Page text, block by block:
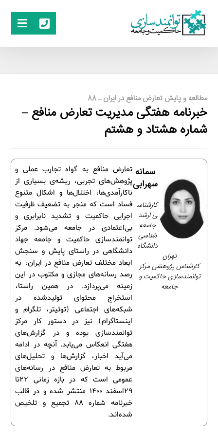
مطالعه و پایش تعارض منافع در ایران ـ 88
خبرنامه هفتگی مدیریت تعارض منافع –
شماره هشتاد و هشتم
تعارض منافع به گواه تجارب عملی و
پژوهش‌های تجربی، ریشه‌ی بسیاری از
ناکارآمدی‌ها، اختلال‌ها و اشکال متنوع
فساد است که منجر به تضعیف ظرفیت
اجرایی حاکمیت و تشدید نابرابری و
بی‌اعتمادی در جامعه می‌شود. مرکز
توانمندسازی حاکمیت و جامعه جهاد
دانشگاهی در راستای پایش و سنجش
ابعاد مختلف تعارض منافع در ایران، به
رصد رسانه‌های مجازی و مکتوب در این
زمینه می‌پردازد. در همین راستا،
استخراج محتوای تولیدشده در
شبکه‌های اجتماعی (توئیتر، تلگرام و
اینستاگرام) نیز در دستور کار مرکز
توانمندسازی بوده و در گزارش‌های
هفتگی انعکاس می‌یابد. آنچه در ادامه
می‌آید اخبار، گزارش‌ها و تحلیل‌های
مربوط به تعارض منافع در رسانه‌های
عمومی است که در بازه زمانی 22تا
29اسفند 1400 منتشر شده و در قالب
خبرنامه شماره 88 تجمیع و تلخیص
شده‌اند.
سمانه
سهرابی
کارشناس
ی ارشد
جامعه‌
شناسی
دانشگاه
تهران
کارشناس پژوهشی مرکز
توانمندسازی حاکمیت و
جامعه